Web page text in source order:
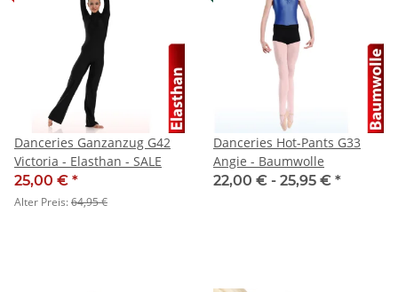
Danceries Ganzanzug G42
Victoria - Elasthan - SALE
25,00 € *
Alter Preis:64,95 €
Danceries Hot-Pants G33
Angie - Baumwolle
22,00 € - 25,95 € *